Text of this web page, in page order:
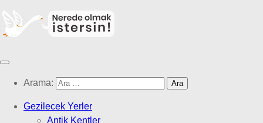
Arama:
Gezilecek Yerler
Antik Kentler